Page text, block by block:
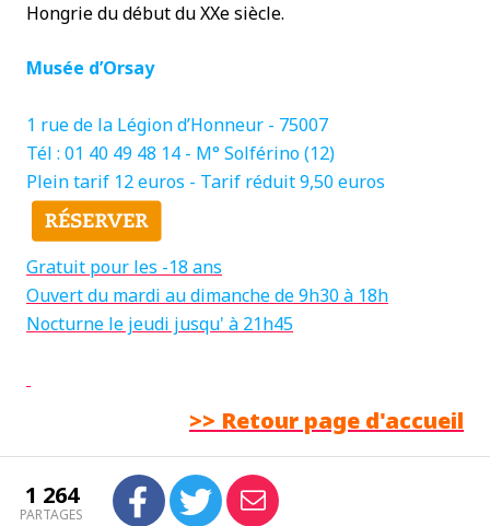
Hongrie du début du XXe siècle.
Musée d’Orsay
1 rue de la Légion d’Honneur - 75007
Tél : 01 40 49 48 14 - M° Solférino (12)
Plein tarif 12 euros - Tarif réduit 9,50 euros
Gratuit pour les -18 ans
Ouvert du mardi au dimanche de 9h30 à 18h
Nocturne le jeudi jusqu' à 21h45
>> Retour page d'accueil
1 264
PARTAGES